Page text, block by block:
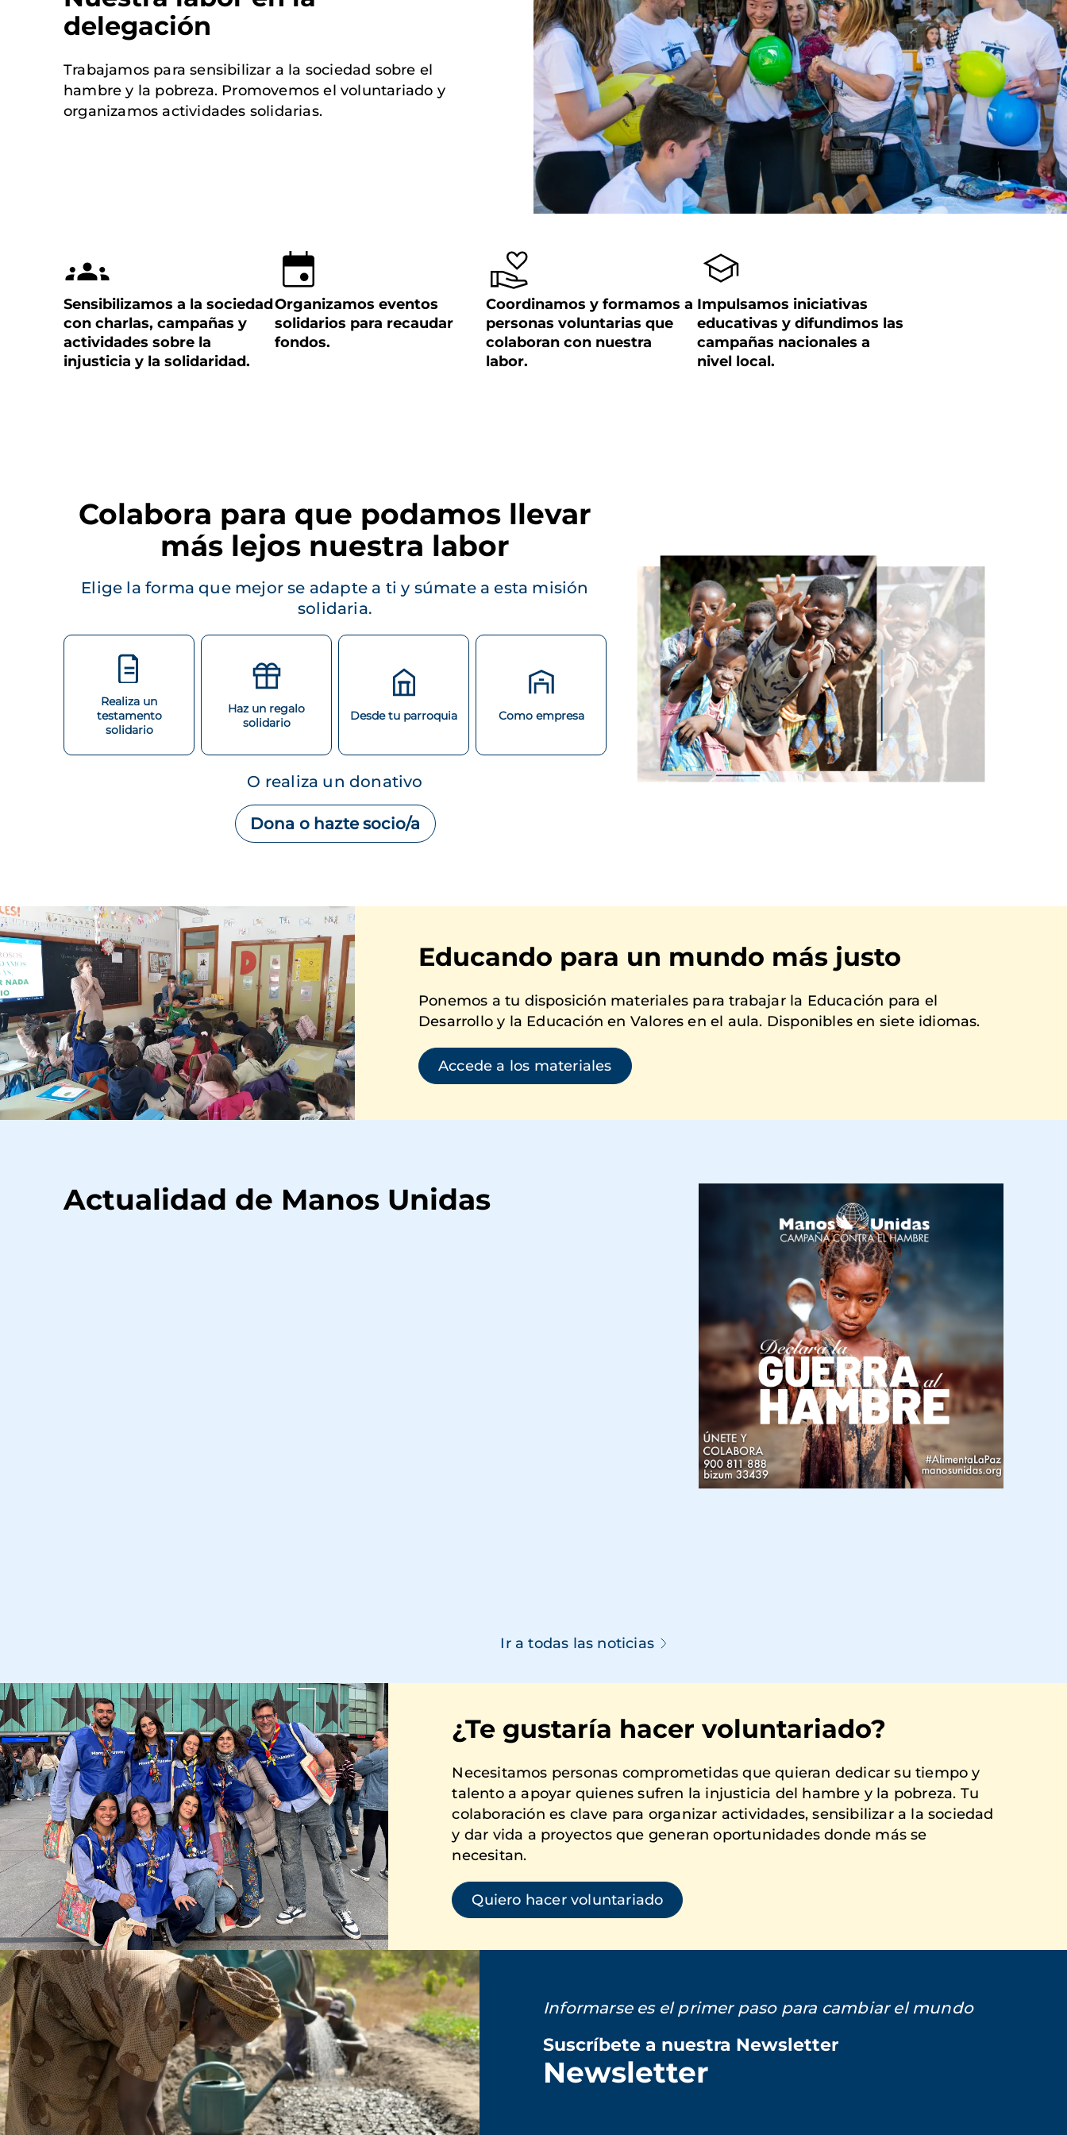
delegación
Trabajamos para sensibilizar a la sociedad sobre el
hambre y la pobreza. Promovemos el voluntariado y
organizamos actividades solidarias.
Sensibilizamos a la sociedad
con charlas, campañas y
actividades sobre la
injusticia y la solidaridad.
Organizamos eventos
solidarios para recaudar
fondos.
Coordinamos y formamos a
personas voluntarias que
colaboran con nuestra
labor.
Impulsamos iniciativas
educativas y difundimos las
campañas nacionales a
nivel local.
Colabora para que podamos llevar
más lejos nuestra labor
Elige la forma que mejor se adapte a ti y súmate a esta misión
solidaria.
Realiza un
testamento
solidario
Haz un regalo
solidario
Desde tu parroquia Como empresa
O realiza un donativo
Dona o hazte socio/a
Imagen
Educando para un mundo más justo
Ponemos a tu disposición materiales para trabajar la Educación para el
Desarrollo y la Educación en Valores en el aula. Disponibles en siete idiomas.
Accede a los materiales
Actualidad de Manos Unidas
Ir a todas las noticias
Imagen
¿Te gustaría hacer voluntariado?
Necesitamos personas comprometidas que quieran dedicar su tiempo y
talento a apoyar quienes sufren la injusticia del hambre y la pobreza. Tu
colaboración es clave para organizar actividades, sensibilizar a la sociedad
y dar vida a proyectos que generan oportunidades donde más se
necesitan.
Quiero hacer voluntariado
Informarse es el primer paso para cambiar el mundo
Suscríbete a nuestra Newsletter
Newsletter